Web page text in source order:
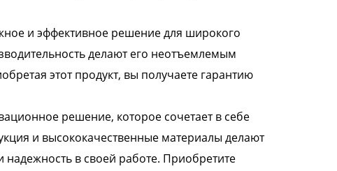
и эффективное решение для широкого
делают его неотъемлемым
этот продукт, вы получаете гарантию
решение, которое сочетает в себе
и высококачественные материалы делают
в своей работе. Приобретите